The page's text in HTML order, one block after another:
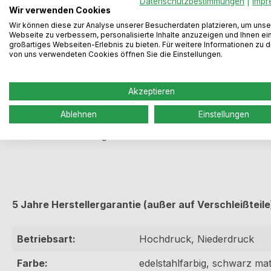
Kippbare Unterfenster-Armatur, schwarz matt,
mit schwenkbarem Auslauf und Keramikkartusche
Schwenkbereich 360°
Bohr-Ø 35 mm
Anschlussart:
5 Jahre Herstellergarantie (außer auf
Betriebsart:
Hochdruck, Niederdruck
Farbe:
edelstahlfarbig, schwarz
Wir verwenden Cookies
Wir können diese zur Analyse unserer Besucherdaten platzieren, um
Webseite zu verbessern, personalisierte Inhalte anzuzeigen und Ihnen ein
großartiges Webseiten-Erlebnis zu bieten. Für weitere Informationen zu
von uns verwendeten Cookies öffnen Sie die Einstellungen.
Akzeptieren
Ablehnen Einstellungen